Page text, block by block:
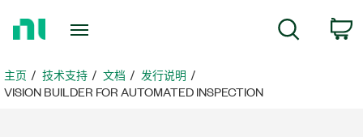
页主页 技术支持 文档
发行说明
VISION BUILDER FOR AUTOMATED INSPECTION